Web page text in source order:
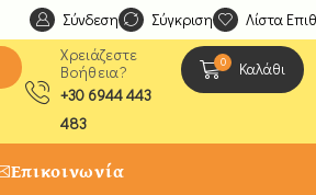
Ανακαλύψτε μοναδικές
Σύνδεση Σύγκριση Λίστα
Χρειάζεστε
Βοήθεια?
+30 6944 443
483
0 Καλάθι
Επικοινωνία